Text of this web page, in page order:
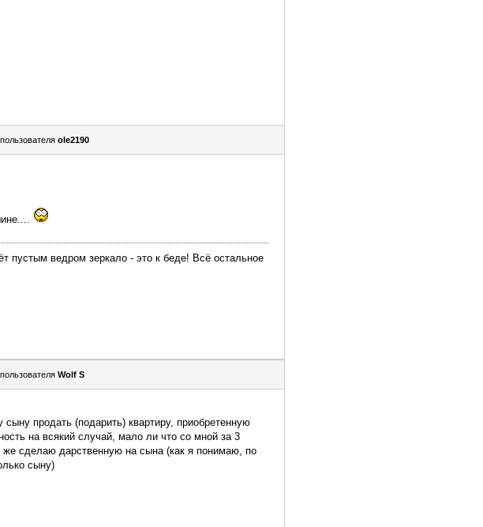
пользователя ole2190
пустым ведром зеркало - это к беде! Всё остальное
пользователя Wolf S
продать (подарить) квартиру, приобретенную
на всякий случай, мало ли что со мной за 3
сделаю дарственную на сына (как я понимаю, по
сыну)